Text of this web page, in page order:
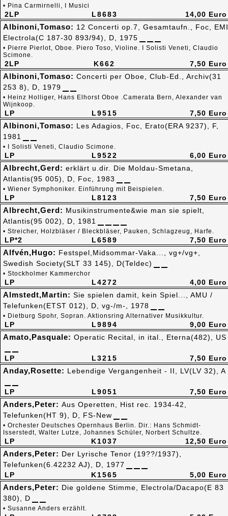
L8683
2LP
• Pina Carmirnelli, I Musici
14,00 Euro
K662
2LP
Albinoni,Tomaso: 12 Concerti op.7, Gesamtaufn., Foc, EMI
Electrola(C 187-30 893/94), D, 1975
• Pierre Pierlot, Oboe. Piero Toso, Violine. I Solisti Veneti, Claudio
Scimone.
7,50 Euro
L9515
LP
Albinoni,Tomaso: Concerti per Oboe, Club-Ed., Archiv(31
253 8), D, 1979
• Heinz Holliger, Hans Elhorst Oboe .Camerata Bern, Alexander van
Wijnkoop.
7,50 Euro
L9522
LP
Albinoni,Tomaso: Les Adagios, Foc, Erato(ERA 9237), F,
1981
• I Solisti Veneti, Claudio Scimone.
6,00 Euro
L8123
LP
Albrecht,Gerd: erklärt u.dir. Die Moldau-Smetana,
Atlantis(95 005), D, Foc, 1983
• Wiener Symphoniker. Einführung mit Beispielen.
7,50 Euro
L6589
LP*2
Albrecht,Gerd: Musikinstrumente&wie man sie spielt,
Atlantis(95 002), D, 1981
• Streicher, Holzbläser / Bleckbläser, Pauken, Schlagzeug, Harfe.
7,50 Euro
L4272
LP
Alfvén,Hugo: Festspel,Midsommar-Vaka..., vg+/vg+,
Swedish Society(SLT 33 145), D(Teldec)
• Stockholmer Kammerchor
4,00 Euro
L9894
LP
Almstedt,Martin: Sie spielen damit, kein Spiel..., AMU /
Telefunken(ETST 012), D, vg-/m-, 1978
• Dietburg Spohr, Sopran. Aktionsring Alternativer Musikkultur.
9,00 Euro
L3215
LP
Amato,Pasquale: Operatic Recital, in ital., Eterna(482), US
7,50 Euro
L9051
LP
Anday,Rosette: Lebendige Vergangenheit - II, LV(LV 32), A
7,50 Euro
K1037
LP
Anders,Peter: Aus Operetten, Hist rec. 1934-42,
Telefunken(HT 9), D, FS-New
• Orchester Deutsches Opernhaus Berlin. Dir.: Hans Schmidt-
Isserstedt, Walter Lutze, Johannes Schüler, Norbert Schultze.
12,50 Euro
K1565
LP
Anders,Peter: Der Lyrische Tenor (19??/1937),
Telefunken(6.42232 AJ), D, 1977
5,00 Euro
Anders,Peter: Die goldene Stimme, Electrola/Dacapo(E 83
380), D
• Susanne Anders erzählt.